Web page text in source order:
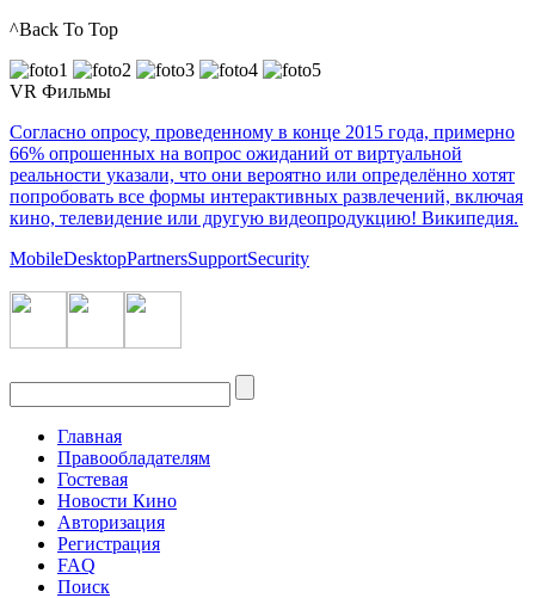
^Back To Top
VR Фильмы
Согласно опросу, проведенному в конце 2015 года, примерно
66% опрошенных на вопрос ожиданий от виртуальной
реальности указали, что они вероятно или определённо хотят
попробовать все формы интерактивных развлечений, включая
кино, телевидение или другую видеопродукцию! Википедия.
MobileDesktopPartnersSupportSecurity
Главная
Правообладателям
Гостевая
Новости Кино
Авторизация
Регистрация
FAQ
Поиск